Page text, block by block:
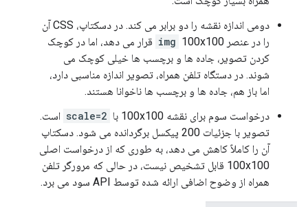
دومی اندازه نقشه را دو برابر می کند. در دسکتاپ، CSS آن
را در عنصر
img 100x100 قرار می دهد، اما در کوچک
کردن تصویر، جاده ها و برچسب ها خیلی کوچک می
شوند. در دستگاه تلفن همراه، تصویر اندازه مناسبی دارد،
اما باز هم، جاده ها و برچسب ها ناخوانا هستند.
درخواست سوم برای نقشه 100x100 با
scale=2 است.
تصویر با جزئیات 200 پیکسل برگردانده می شود. دسکتاپ
آن را کاملاً کاهش می دهد، به طوری که از درخواست اصلی
100x100 قابل تشخیص نیست، در حالی که مرورگر تلفن
همراه از وضوح اضافی ارائه شده توسط API سود می برد.